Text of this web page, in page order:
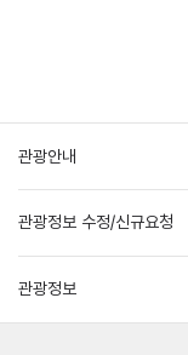
관광안내
관광정보 수정/신규요청
관광정보